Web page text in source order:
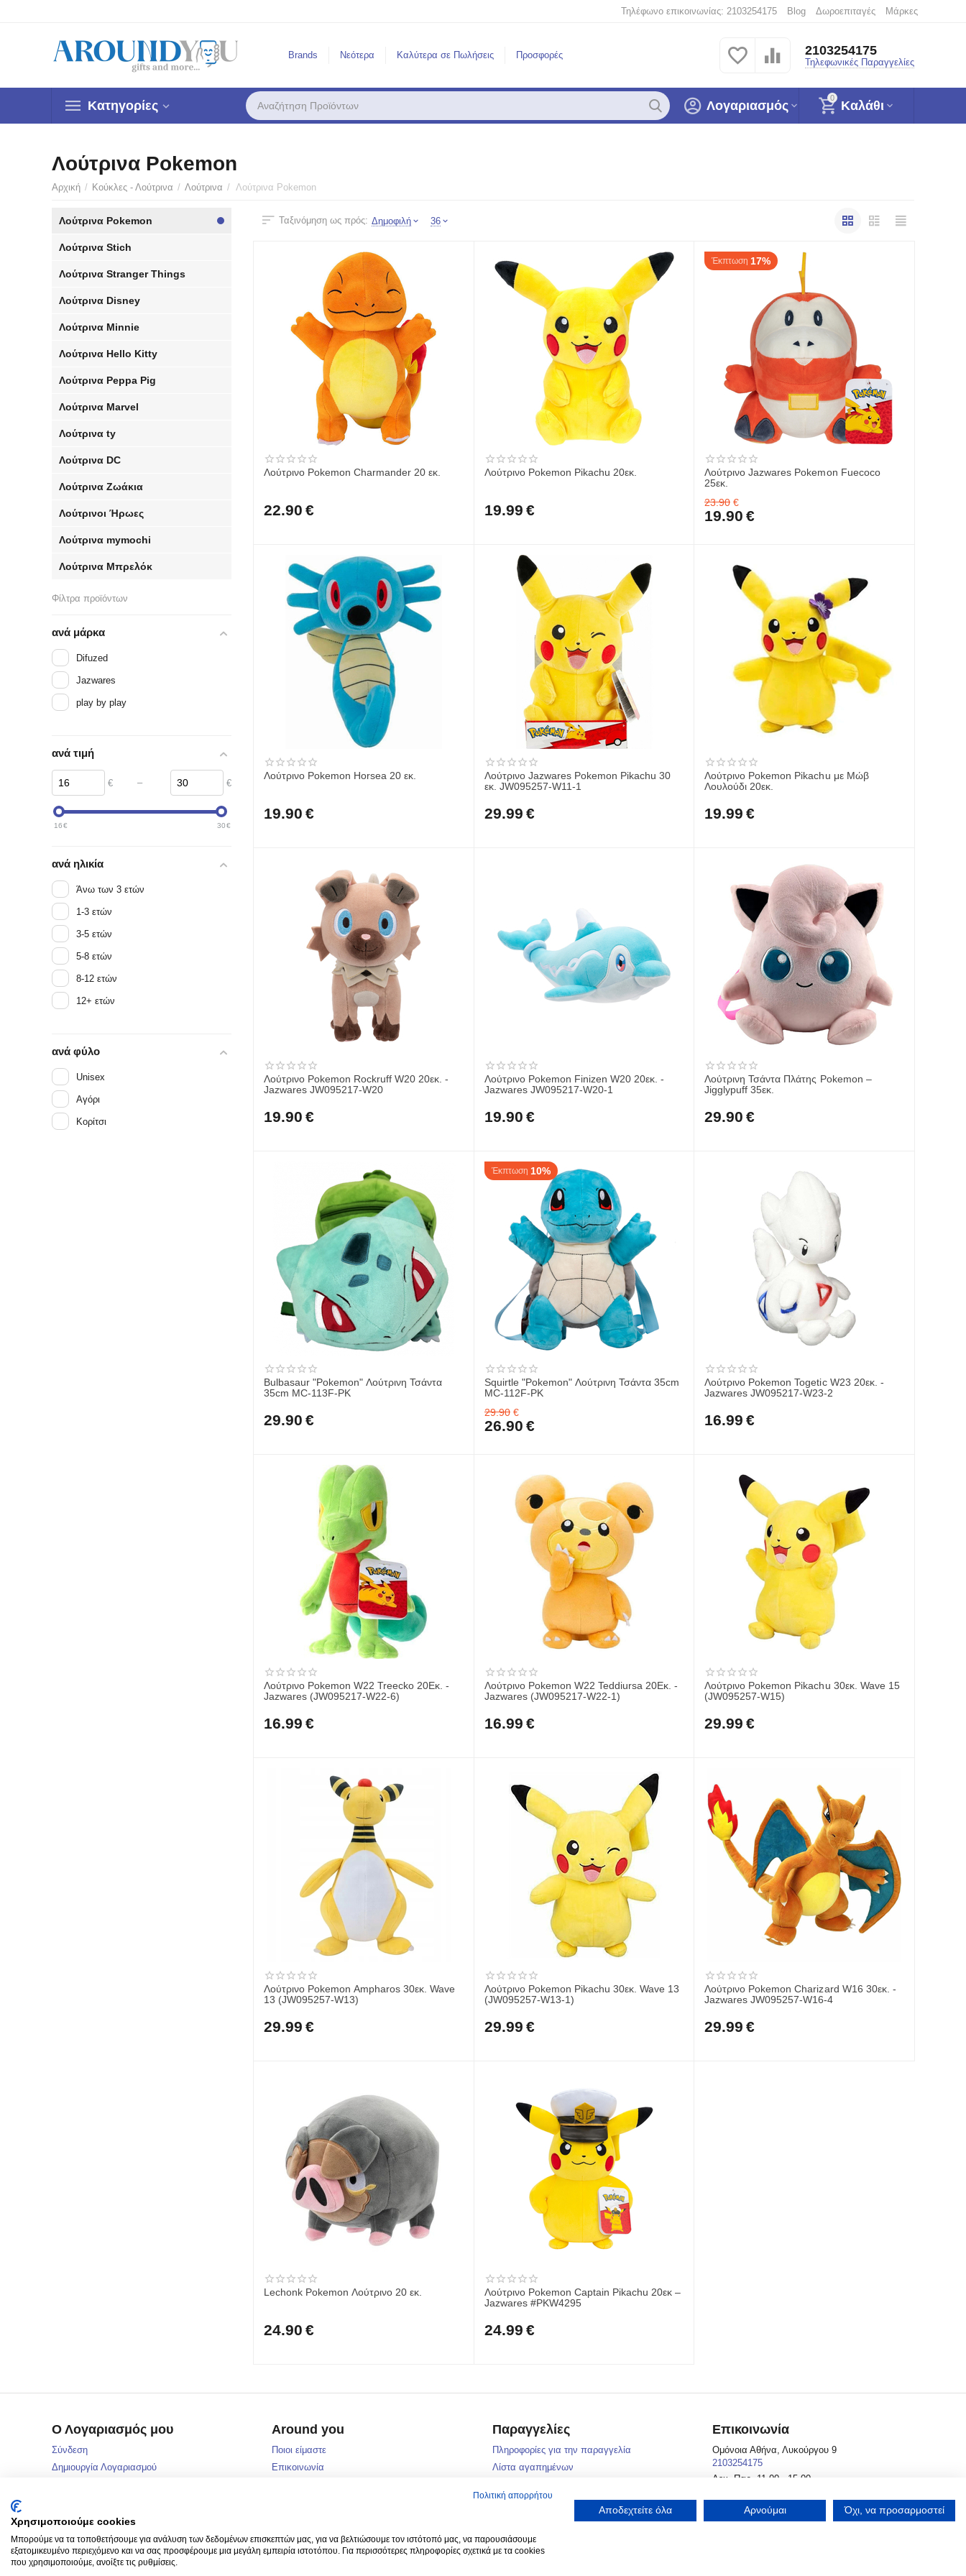
Τηλέφωνο επικοινωνίας: 2103254175 Blog Δωροεπιταγές Μάρκες
Brands Νεότερα Καλύτερα σε Πωλήσεις Προσφορές 2103254175
Τηλεφωνικές Παραγγελίες
Κατηγορίες
0
Καλάθι
Λογαριασμός
Λούτρινα Pokemon
Αρχική / Κούκλες - Λούτρινα / Λούτρινα / Λούτρινα Pokemon
Ταξινόμηση ως πρός: Δημοφιλή 36
Λούτρινο Pokemon Charmander 20 εκ.
22.90 €
Λούτρινο Pokemon Pikachu 20εκ.
19.99 €
Έκπτωση 17%
Λούτρινο Jazwares Pokemon Fuecoco
25εκ.
23.90 €
19.90 €
Λούτρινο Pokemon Horsea 20 εκ.
19.90 €
Λούτρινο Jazwares Pokemon Pikachu 30
εκ. JW095257-W11-1
29.99 €
Λούτρινο Pokemon Pikachu με Μώβ
Λουλούδι 20εκ.
19.99 €
Λούτρινο Pokemon Rockruff W20 20εκ. -
Jazwares JW095217-W20
19.90 €
Λούτρινο Pokemon Finizen W20 20εκ. -
Jazwares JW095217-W20-1
19.90 €
Λούτρινη Τσάντα Πλάτης Pokemon –
Jigglypuff 35εκ.
29.90 €
Bulbasaur "Pokemon" Λούτρινη Τσάντα
35cm MC-113F-PK
29.90 €
Έκπτωση 10%
Squirtle "Pokemon" Λούτρινη Τσάντα 35cm
MC-112F-PK
29.90 €
26.90 €
Λούτρινο Pokemon Togetic W23 20εκ. -
Jazwares JW095217-W23-2
16.99 €
Λούτρινο Pokemon W22 Treecko 20Εκ. -
Jazwares (JW095217-W22-6)
16.99 €
Λούτρινο Pokemon W22 Teddiursa 20Εκ. -
Jazwares (JW095217-W22-1)
16.99 €
Λούτρινο Pokemon Pikachu 30εκ. Wave 15
(JW095257-W15)
29.99 €
Λούτρινο Pokemon Ampharos 30εκ. Wave
13 (JW095257-W13)
29.99 €
Λούτρινο Pokemon Pikachu 30εκ. Wave 13
(JW095257-W13-1)
29.99 €
Λούτρινο Pokemon Charizard W16 30εκ. -
Jazwares JW095257-W16-4
29.99 €
Lechonk Pokemon Λούτρινο 20 εκ.
24.90 €
Λούτρινο Pokemon Captain Pikachu 20εκ –
Jazwares #PKW4295
24.99 €
Λούτρινα Pokemon
Λούτρινα Stich
Λούτρινα Stranger Things
Λούτρινα Disney
Λούτρινα Minnie
Λούτρινα Hello Kitty
Λούτρινα Peppa Pig
Λούτρινα Marvel
Λούτρινα ty
Λούτρινα DC
Λούτρινα Ζωάκια
Λούτρινοι Ήρωες
Λούτρινα mymochi
Λούτρινα Μπρελόκ
Φίλτρα προϊόντων
ανά μάρκα
Difuzed
Jazwares
play by play
ανά τιμή
€ – €
16€ 30€
ανά ηλικία
Άνω των 3 ετών
1-3 ετών
3-5 ετών
5-8 ετών
8-12 ετών
12+ ετών
ανά φύλο
Unisex
Αγόρι
Κορίτσι
Ο Λογαριασμός μου
Σύνδεση
Δημιουργία Λογαριασμού
Around you
Ποιοι είμαστε
Επικοινωνία
Αρθρογραφία
Παραγγελίες
Πληροφορίες για την παραγγελία
Λίστα αγαπημένων
Πολιτική επιστροφών
Τρόποι πληρωμής
Επικοινωνία
Ομόνοια Αθήνα, Λυκούργου 9
2103254175
Δευ.-Παρ. 11.00 - 15.00
Προβολή στον χάρτη
Πολιτική απορρήτου
Χρησιμοποιούμε cookies
Μπορούμε να τα τοποθετήσουμε για ανάλυση των δεδομένων επισκεπτών μας, για να βελτιώσουμε τον ιστότοπό μας, να παρουσιάσουμε
εξατομικευμένο περιεχόμενο και να σας προσφέρουμε μια μεγάλη εμπειρία ιστοτόπου. Για περισσότερες πληροφορίες σχετικά με τα cookies
που χρησιμοποιούμε, ανοίξτε τις ρυθμίσεις.
Αποδεχτείτε όλα Αρνούμαι Όχι, να προσαρμοστεί